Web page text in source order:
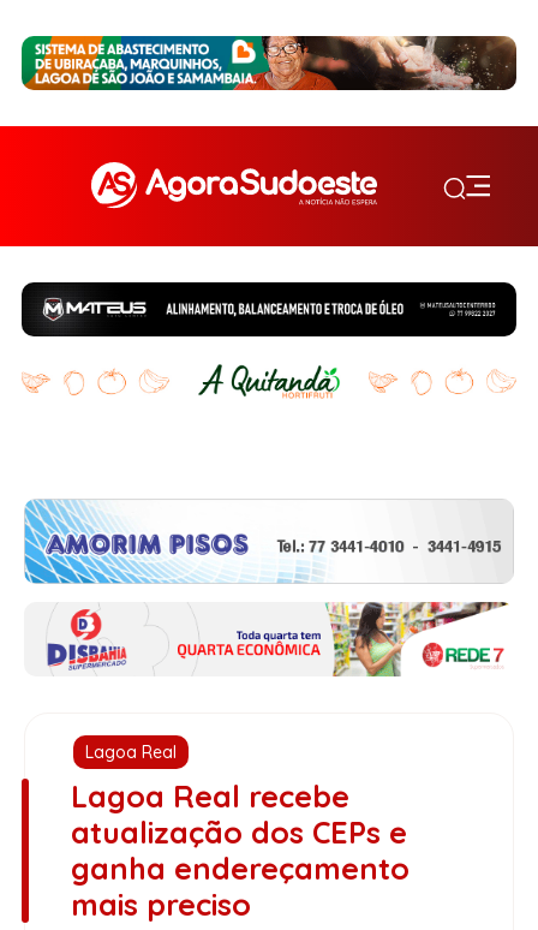
Lagoa Real
Lagoa Real recebe
atualização dos CEPs e
ganha endereçamento
mais preciso